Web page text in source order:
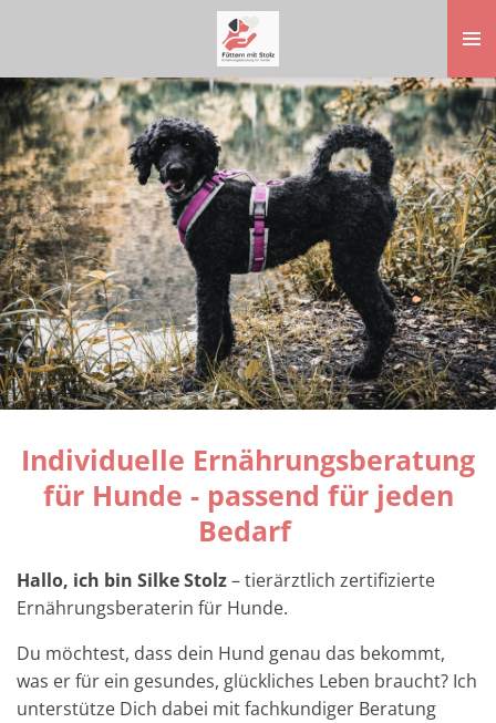
springen
Individuelle Ernährungsberatung
für Hunde - passend für jeden
Bedarf
Hallo, ich bin Silke Stolz– tierärztlich zertifizierte
Ernährungsberaterin für Hunde.
Du möchtest, dass dein Hund genau das bekommt,
was er für ein gesundes, glückliches Leben braucht? Ich
unterstütze Dich dabei mit fachkundiger Beratung